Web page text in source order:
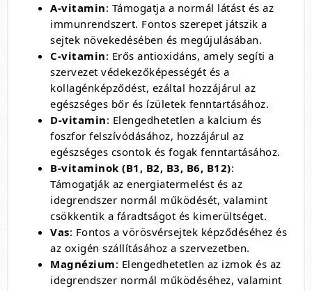
A-vitamin: Támogatja a normál látást és az
immunrendszert. Fontos szerepet játszik a
sejtek növekedésében és megújulásában.
C-vitamin: Erős antioxidáns, amely segíti a
szervezet védekezőképességét és a
kollagénképződést, ezáltal hozzájárul az
egészséges bőr és ízületek fenntartásához.
D-vitamin: Elengedhetetlen a kalcium és
foszfor felszívódásához, hozzájárul az
egészséges csontok és fogak fenntartásához.
B-vitaminok (B1, B2, B3, B6, B12):
Támogatják az energiatermelést és az
idegrendszer normál működését, valamint
csökkentik a fáradtságot és kimerültséget.
Vas: Fontos a vörösvérsejtek képződéséhez és
az oxigén szállításához a szervezetben.
Magnézium: Elengedhetetlen az izmok és az
idegrendszer normál működéséhez, valamint